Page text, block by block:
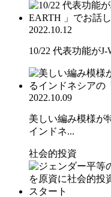
2022.10.12
10/22 代表功能がJ-
2022.10.09
美しい編み模様が
インドネ...
社会的投資